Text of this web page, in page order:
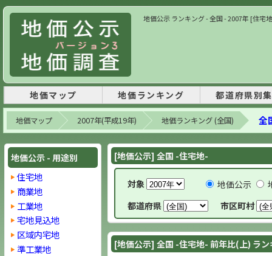
地価公示 ランキング - 全国 - 2007年 [住宅
地価マップ 地価ランキング 都道府県別
地価マップ 2007年(平成19年) 地価ランキング (全国) 全
地価公示 - 用途別
住宅地
商業地
工業地
宅地見込地
区域内宅地
準工業地
[地価公示] 全国 -住宅地-
対象 地価公示
都道府県
市区町村
[地価公示] 全国 -住宅地- 前年比(上) ラ